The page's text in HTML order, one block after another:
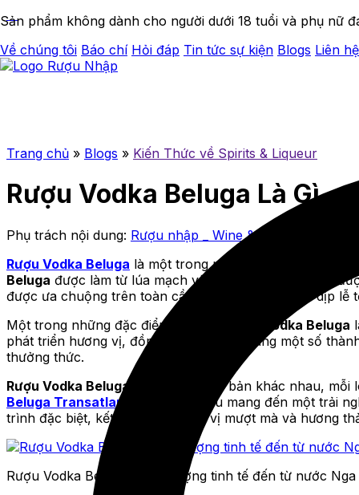
Sản phẩm không dành cho người dưới 18 tuổi và phụ nữ
Về chúng tôi Báo chí Hỏi đáp Tin tức sự kiện Blogs Liên hệ
Trang chủ » Blogs » Kiến Thức về Spirits & Liqueur
Rượu Vodka Beluga Là Gì
Phụ trách nội dung: Rượu nhập _ Wine & Spirits
Rượu Vodka Beluga là một trong những thương hiệu
Beluga được làm từ lúa mạch và nước suối tinh khiết,
được ưa chuộng trên toàn cầu, đặc biệt trong các dịp lễ
Một trong những đặc điểm đặc trưng của
Vodka Beluga
phát triển hương vị, đồng thời được bổ sung một số
thưởng thức.
Rượu Vodka Beluga
có nhiều phiên bản khác nhau,
Beluga Transatlantic
, mỗi loại đều mang đến một trải
trình đặc biệt, kết hợp với hương vị mượt mà và hương
Rượu Vodka Beluga – Biểu tượng tinh tế đến từ nước Nga